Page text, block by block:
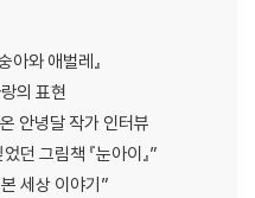
아와 애벌레』
의 표현
안녕달 작가 인터뷰
던 그림책 『눈아이』”
세상 이야기”